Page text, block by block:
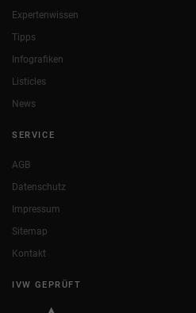
Expertenwissen
Tipps
Infografiken
Listicles
News
SERVICE
AGB
Datenschutz
Impressum
Sitemap
Kontakt
IVW GEPRÜFT